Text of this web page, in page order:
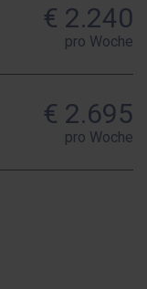
€ 2.240
pro Woche
€ 2.695
pro Woche